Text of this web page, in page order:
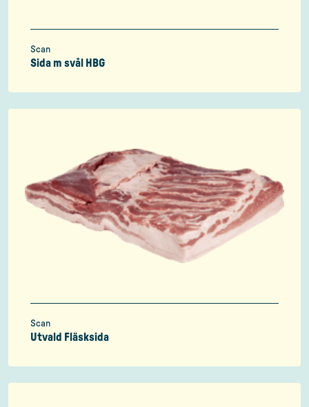
Scan
Sida m svål HBG
Scan
Utvald Fläsksida